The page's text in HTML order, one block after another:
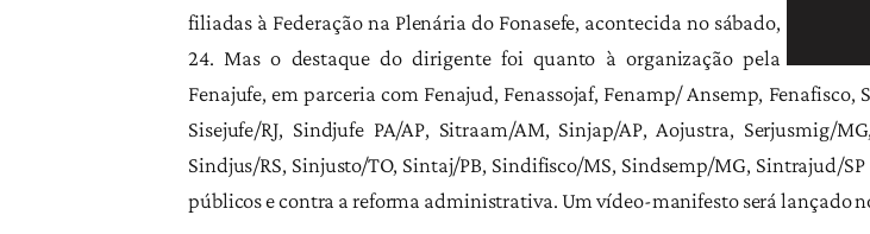
filiadas à Federação na Plenária do Fonasefe, acontecida no sábado,
24. Mas o destaque do dirigente foi quanto à organização pela
Fenajufe, em parceria com Fenajud, Fenassojaf, Fenamp/ Ansemp,
Sisejufe/RJ, Sindjufe PA/AP, Sitraam/AM, Sinjap/AP, Aojustra, Serjusmig/
Sindjus/RS, Sinjusto/TO, Sintaj/PB, Sindifisco/MS, Sindsemp/MG, Sintrajud/
públicos e contra a reforma administrativa. Um vídeo-manifesto será lançado